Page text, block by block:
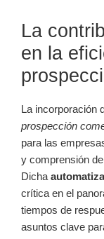
La
en la
La incorporación
prospección
para las
y comprensión
Dicha
crítica en el
tiempos de
asuntos clave